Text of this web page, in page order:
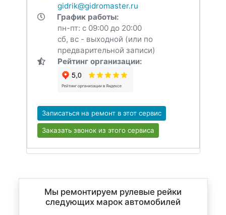
gidrik@gidromaster.ru
График работы:
пн-пт: с 09:00 до 20:00
сб, вс - выходной (или по
предварительной записи)
Рейтинг организации:
Записаться на ремонт в этот сервис
Заказать звонок из этого сервиса
Мы ремонтируем рулевые рейки
следующих марок автомобилей